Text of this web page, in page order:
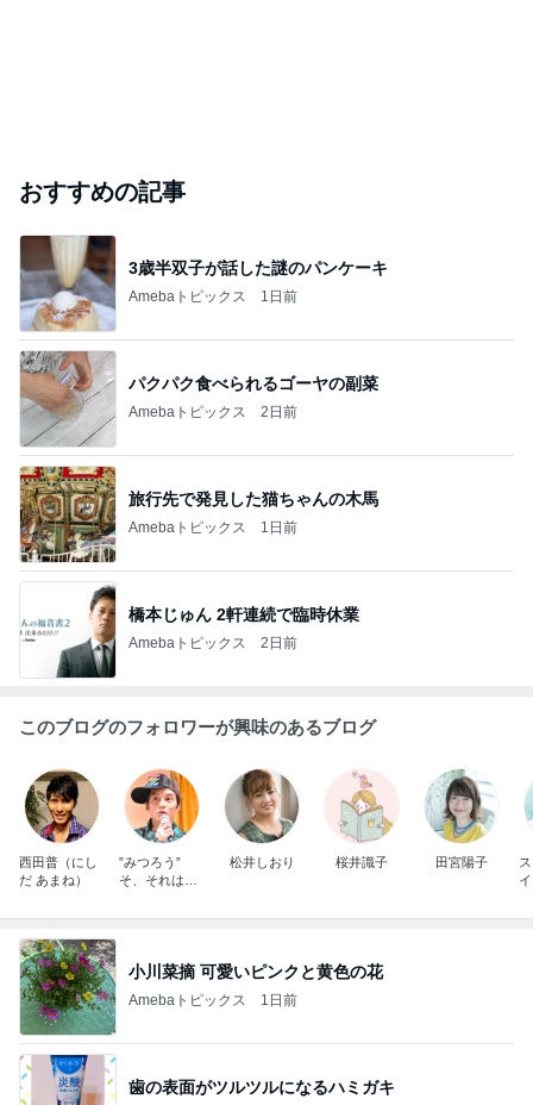
おすすめの記事
3歳半双子が話した謎のパンケーキ
Amebaトピックス 1日前
パクパク食べられるゴーヤの副菜
Amebaトピックス 2日前
旅行先で発見した猫ちゃんの木馬
Amebaトピックス 1日前
橋本じゅん 2軒連続で臨時休業
Amebaトピックス 2日前
このブログのフォロワーが興味のあるブログ
西田普（にし
だ あまね）
”みつろう”
そ、それは幸
文
松井しおり 桜井識子 田宮陽子
小川菜摘 可愛いピンクと黄色の花
Amebaトピックス 1日前
歯の表面がツルツルになるハミガキ